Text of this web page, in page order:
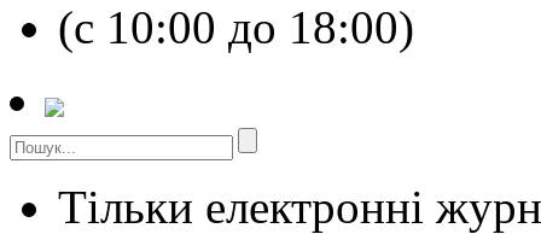
(с 10:00 до 18:00)
Тільки електронні